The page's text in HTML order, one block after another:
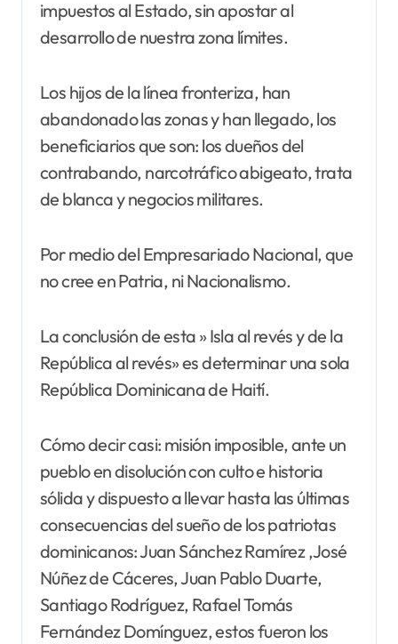
impuestos al Estado, sin apostar al
desarrollo de nuestra zona límites.
Los hijos de la línea fronteriza, han
abandonado las zonas y han llegado, los
beneficiarios que son: los dueños del
contrabando, narcotráfico abigeato, trata
de blanca y negocios militares.
Por medio del Empresariado Nacional, que
no cree en Patria, ni Nacionalismo.
La conclusión de esta » Isla al revés y de la
República al revés» es determinar una sola
República Dominicana de Haití.
Cómo decir casi: misión imposible, ante un
pueblo en disolución con culto e historia
sólida y dispuesto a llevar hasta las últimas
consecuencias del sueño de los patriotas
dominicanos: Juan Sánchez Ramírez ,José
Núñez de Cáceres, Juan Pablo Duarte,
Santiago Rodríguez, Rafael Tomás
Fernández Domínguez, estos fueron los